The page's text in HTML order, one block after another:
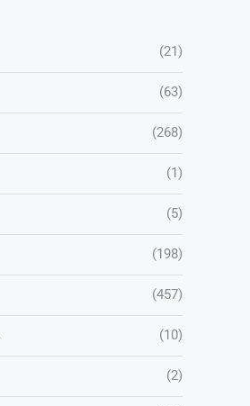
(21)
(63)
(268)
(1)
(5)
(198)
(457)
(10)
(2)